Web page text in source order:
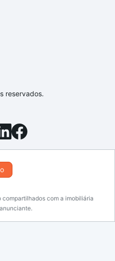
compartilhados com a imobiliária
reservados.